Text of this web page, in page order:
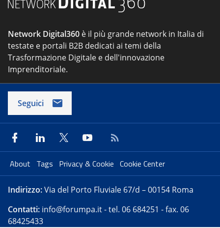
Network Digital360 è il più grande network in Italia di
testate e portali B2B dedicati ai temi della
Trasformazione Digitale e dell'innovazione
Imprenditoriale.
Seguici
About Tags Privacy & Cookie Cookie Center
Indirizzo:Via del Porto Fluviale 67/d – 00154 Roma
Contatti: info@forumpa.it- tel. 06 684251 - fax. 06
68425433